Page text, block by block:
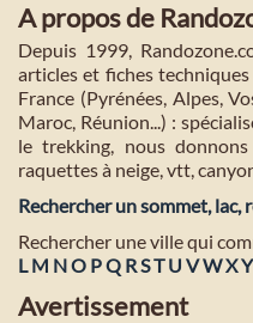
A propos de
Depuis 1999,
articles et fiches
France (Pyrénées, Alpes,
Maroc, Réunion...) :
le trekking, nous
raquettes à neige, vtt,
Rechercher un sommet, lac,
Rechercher une ville qui
L M NO PQ RST U VWXY
Avertissement